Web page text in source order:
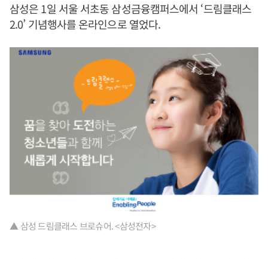
삼성은 1일 서울 서초동 삼성금융캠퍼스에서 ‘드림클래스
2.0’ 기념행사를 온라인으로 열었다.
▲ 삼성 드림클래스 브로슈어. <삼성전자>